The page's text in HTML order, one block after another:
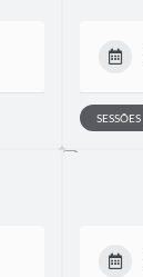
SESSÕES